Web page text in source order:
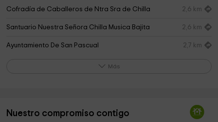
Cofradía de Caballeros de Ntra Sra de Chilla 2,6 km
Santuario Nuestra Señora Chilla Musica Bajita 2,6 km
Ayuntamiento De San Pascual 2,7 km
Humus Extrem C.B. 3,1 km
Más
Nuestro compromiso contigo